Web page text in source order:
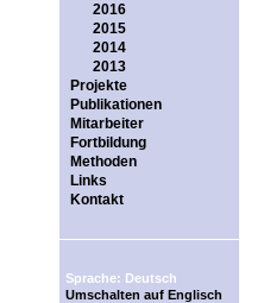
2016
2015
2014
2013
Projekte
Publikationen
Mitarbeiter
Fortbildung
Methoden
Links
Kontakt
Sprache: Deutsch
Umschalten auf Englisch